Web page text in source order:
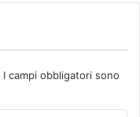
I campi obbligatori sono